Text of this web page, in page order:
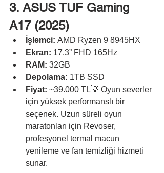
3. ASUS TUF Gaming
A17 (2025)
İşlemci: AMD Ryzen 9 8945HX
Ekran: 17.3” FHD 165Hz
RAM: 32GB
Depolama: 1TB SSD
Fiyat: ~39.000 TL💡 Oyun severler
için yüksek performanslı bir
seçenek. Uzun süreli oyun
maratonları için Revoser,
profesyonel termal macun
yenileme ve fan temizliği hizmeti
sunar.